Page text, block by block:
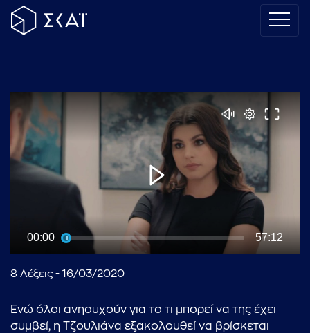
00:00 57:12
8 Λέξεις - 16/03/2020
Ενώ όλοι ανησυχούν για το τι μπορεί να της έχει
συμβεί, η Τζουλιάνα εξακολουθεί να βρίσκεται